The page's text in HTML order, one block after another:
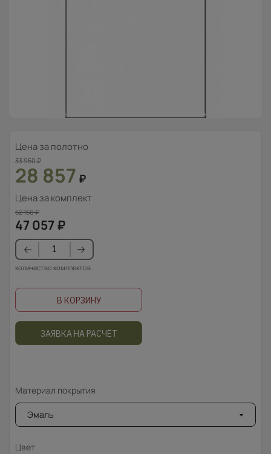
Цена за полотно
33 950₽
28 857 ₽
Цена за комплект
52 150₽
47 057 ₽
количество комплектов
В КОРЗИНУ
ЗАЯВКА НА РАСЧЁТ
Материал покрытия
Эмаль
Цвет